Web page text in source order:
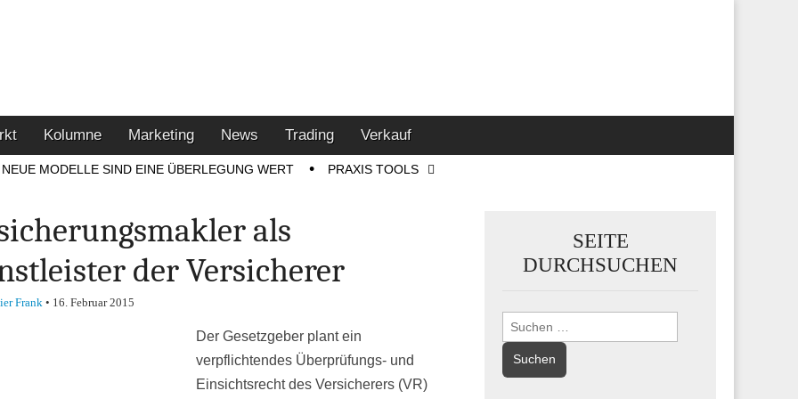
Kolumne Marketing News Trading Verkauf
NEUE MODELLE SIND EINE ÜBERLEGUNG WERT PRAXIS TOOLS
als
der Versicherer
Frank• 16. Februar 2015
Der Gesetzgeber plant ein
verpflichtendes Überprüfungs- und
Einsichtsrecht des Versicherers (VR)
SEITE
DURCHSUCHEN
Suchen
nach: